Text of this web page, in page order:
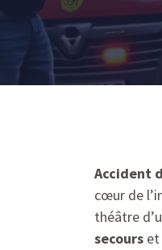
Accident
cœur de
théâtre
secours